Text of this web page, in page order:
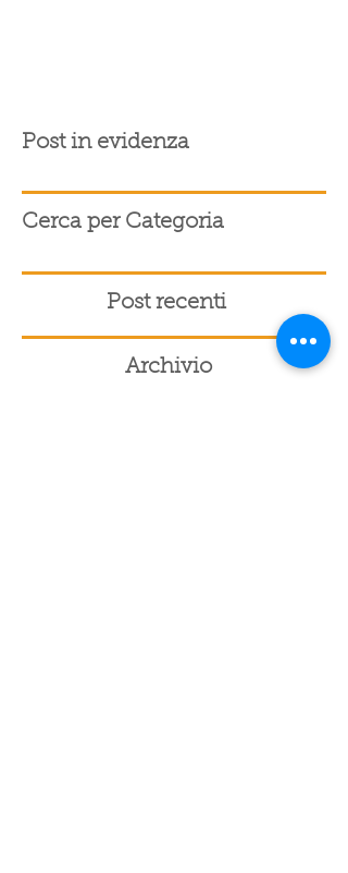
Post in evidenza
Cerca per Categoria
Post recenti
Archivio